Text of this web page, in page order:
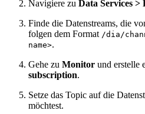
Navigiere zu Data Services >
Finde die Datenstreams, die
folgen dem Format /dia/
name>.
Gehe zu Monitor und erstelle
subscription.
Setze das Topic auf die
möchtest.